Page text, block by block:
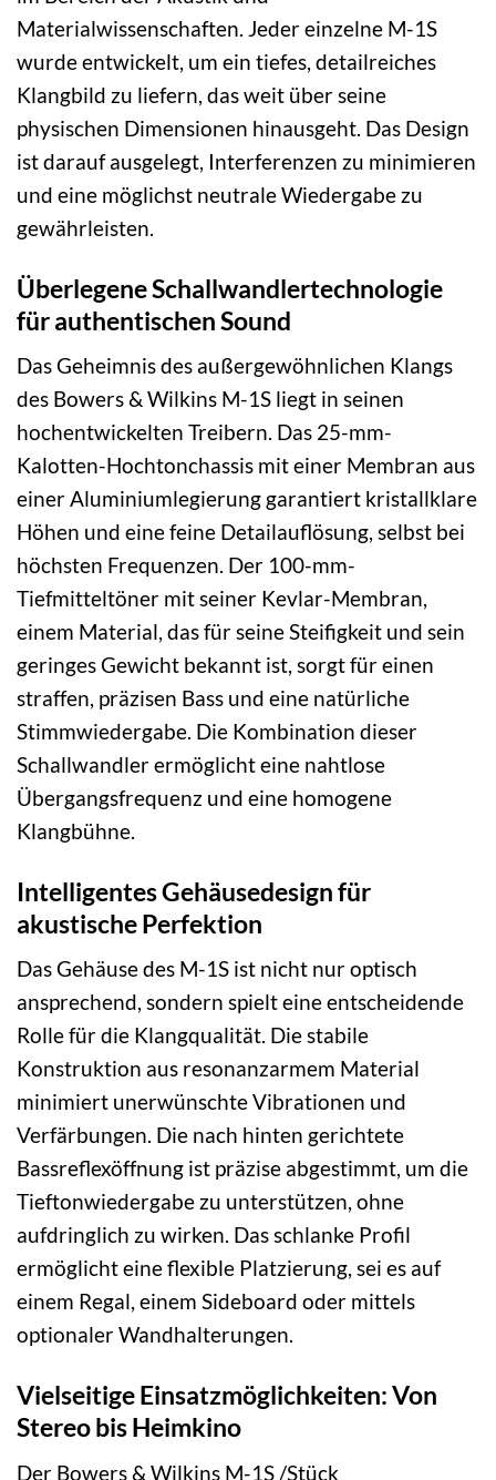
Materialwissenschaften. Jeder einzelne M-1S
wurde entwickelt, um ein tiefes, detailreiches
Klangbild zu liefern, das weit über seine
physischen Dimensionen hinausgeht. Das Design
ist darauf ausgelegt, Interferenzen zu minimieren
und eine möglichst neutrale Wiedergabe zu
gewährleisten.
Überlegene Schallwandlertechnologie
für authentischen Sound
Das Geheimnis des außergewöhnlichen Klangs
des Bowers & Wilkins M-1S liegt in seinen
hochentwickelten Treibern. Das 25-mm-
Kalotten-Hochtonchassis mit einer Membran aus
einer Aluminiumlegierung garantiert kristallklare
Höhen und eine feine Detailauflösung, selbst bei
höchsten Frequenzen. Der 100-mm-
Tiefmitteltöner mit seiner Kevlar-Membran,
einem Material, das für seine Steifigkeit und sein
geringes Gewicht bekannt ist, sorgt für einen
straffen, präzisen Bass und eine natürliche
Stimmwiedergabe. Die Kombination dieser
Schallwandler ermöglicht eine nahtlose
Übergangsfrequenz und eine homogene
Klangbühne.
Intelligentes Gehäusedesign für
akustische Perfektion
Das Gehäuse des M-1S ist nicht nur optisch
ansprechend, sondern spielt eine entscheidende
Rolle für die Klangqualität. Die stabile
Konstruktion aus resonanzarmem Material
minimiert unerwünschte Vibrationen und
Verfärbungen. Die nach hinten gerichtete
Bassreflexöffnung ist präzise abgestimmt, um die
Tieftonwiedergabe zu unterstützen, ohne
aufdringlich zu wirken. Das schlanke Profil
ermöglicht eine flexible Platzierung, sei es auf
einem Regal, einem Sideboard oder mittels
optionaler Wandhalterungen.
Vielseitige Einsatzmöglichkeiten: Von
Stereo bis Heimkino
Der Bowers & Wilkins M-1S /Stück